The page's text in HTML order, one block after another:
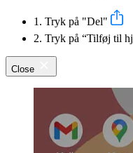
1. Tryk på "Del"
2. Tryk på “Tilføj til
Close